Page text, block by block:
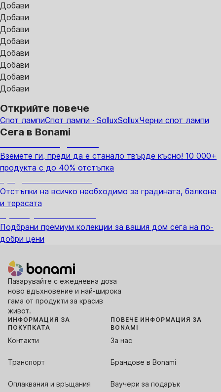
Добави
Добави
Добави
Добави
Добави
Добави
Добави
Добави
Открийте повече
Спот лампиСпот лампи · SolluxSolluxЧерни спот лампи
Сега в Bonami
Вземете ги, преди да е станало твърде късно! 10 000+
продукта с до 40% отстъпка
Отстъпки на всичко необходимо за градината, балкона
и терасата
Подбрани премиум колекции за вашия дом сега на по-
добри цени
Пазарувайте с ежедневна доза
ново вдъхновение и най-широка
гама от продукти за красив
живот.
ИНФОРМАЦИЯ ЗА
ПОКУПКАТА
Контакти
Транспорт
Оплаквания и връщания
ПОВЕЧЕ ИНФОРМАЦИЯ ЗА
BONAMI
За нас
Брандове в Bonami
Ваучери за подарък